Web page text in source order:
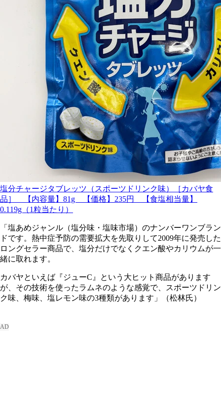
塩分チャージタブレッツ（スポーツドリンク味）［カバヤ食
品］ 【内容量】81g 【価格】235円 【食塩相当量】
0.119g（1粒当たり）
「塩あめジャンル（塩分味・塩味市場）のナンバーワンブラン
ドです。熱中症予防の需要拡大を先取りして2009年に発売した
ロングセラー商品で、塩分だけでなくクエン酸やカリウムが一
緒に取れます。
カバヤといえば『ジューC』という大ヒット商品があります
が、その技術を使ったラムネのような感覚で、スポーツドリン
ク味、梅味、塩レモン味の3種類があります」（松林氏）